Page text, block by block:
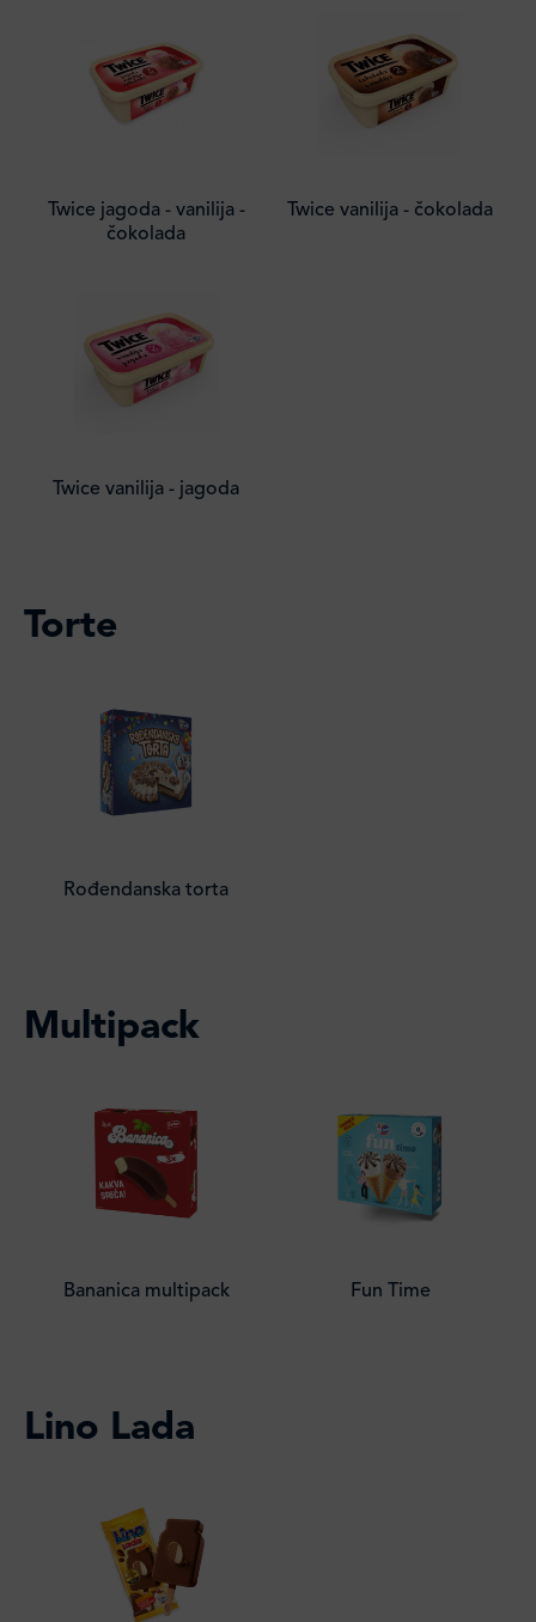
Twice jagoda - vanilija -
čokolada
Twice vanilija - čokolada
Twice vanilija - jagoda
Torte
Rođendanska torta
Multipack
Bananica multipack Fun Time
Lino Lada